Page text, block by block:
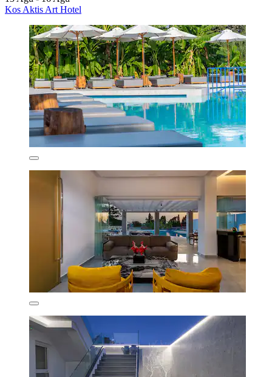
Kos Aktis Art Hotel